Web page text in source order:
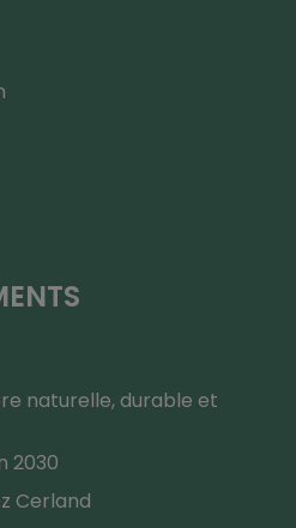
naturelle, durable et
2030
Cerland